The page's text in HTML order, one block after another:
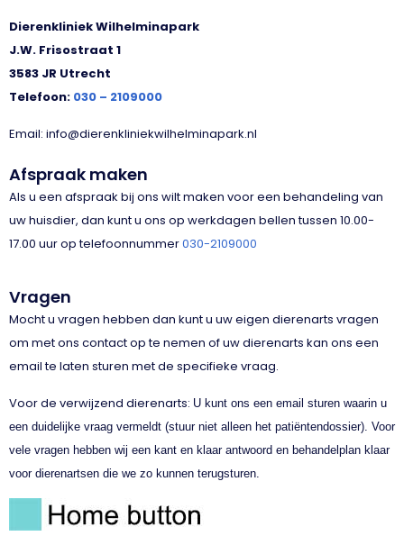
Dierenkliniek Wilhelminapark
J.W. Frisostraat 1
3583 JR Utrecht
Telefoon: 030 – 2109000
Email: info@dierenkliniekwilhelminapark.nl
Afspraak maken
Als u een afspraak bij ons wilt maken voor een behandeling van
uw huisdier, dan kunt u ons op werkdagen bellen tussen 10.00-
17.00 uur op telefoonnummer030-2109000
Vragen
Mocht u vragen hebben dan kunt u uw eigen dierenarts vragen
om met ons contact op te nemen of uw dierenarts kan ons een
email te laten sturen met de specifieke vraag.
Voor de verwijzend dierenarts: U kunt ons een email sturen waarin u
een duidelijke vraag vermeldt (stuur niet alleen het patiëntendossier). Voor
vele vragen hebben wij een kant en klaar antwoord en behandelplan klaar
voor dierenartsen die we zo kunnen terugsturen.